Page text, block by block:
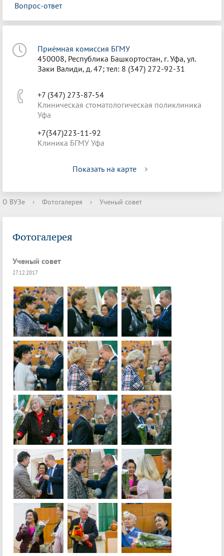
Вопрос-ответ
Приёмная комиссия БГМУ
450008, Республика Башкортостан, г. Уфа, ул.
Заки Валиди, д. 47; тел: 8 (347) 272-92-31
+7 (347) 273-87-54
Клиническая стоматологическая поликлиника
Уфа
+7(347)223-11-92
Клиника БГМУ Уфа
Показать на карте
О ВУЗе › Фотогалерея › Ученый совет
Фотогалерея
Ученый совет
27.12.2017